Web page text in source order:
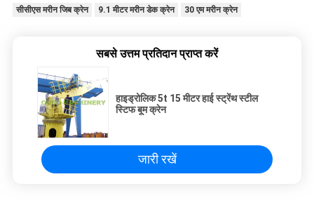
सीसीएस मरीन जिब क्रेन 9.1 मीटर मरीन डेक क्रेन 30 एम मरीन क्रेन
सबसे उत्तम प्रतिदान प्राप्त करें
हाइड्रोलिक 5t 15 मीटर हाई स्ट्रेंथ स्टील
स्टिफ बूम क्रेन
जारी रखें